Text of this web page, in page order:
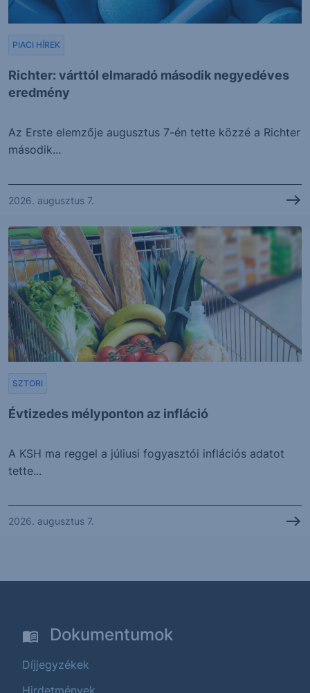
Richter: várttól elmaradó második negyedéves
eredmény
PIACI HÍREK
Az Erste elemzője augusztus 7-én tette közzé a Richter
második...
2026. augusztus 7.
Évtizedes mélyponton az infláció
SZTORI
A KSH ma reggel a júliusi fogyasztói inflációs adatot
tette...
2026. augusztus 7.
Dokumentumok
Díjjegyzékek
Hirdetmények